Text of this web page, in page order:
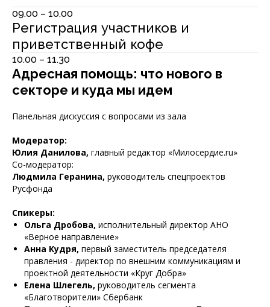
09.00 – 10.00
Регистрация участников и
приветственный кофе
10.00 – 11.30
Адресная помощь: что нового в
секторе и куда мы идем
Панельная дискуссия с вопросами из зала
Модератор:
Юлия Данилова, главный редактор «Милосердие.ru»
Со-модератор:
Людмила Геранина, руководитель спецпроектов
Русфонда
Спикеры:
Ольга Дробова, исполнительный директор АНО
«Верное направление»
Анна Кудря, первый заместитель председателя
правления - директор по внешним коммуникациям и
проектной деятельности «Круг Добра»
Елена Шлегель, руководитель сегмента
«Благотворители» Сбербанк